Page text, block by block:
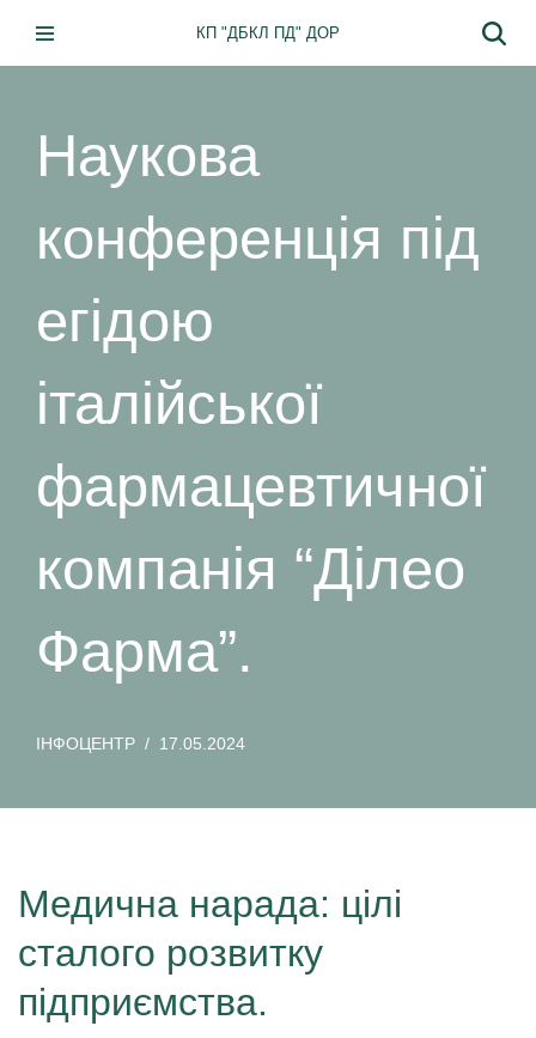
Перейти
вмісту
КП "ДБКЛ ПД" ДОР
Наукова
конференція під
егідою
італійської
фармацевтичної
компанія “Ділео
Фарма”.
ІНФОЦЕНТР 17.05.2024
Медична нарада: цілі
сталого розвитку
підприємства.